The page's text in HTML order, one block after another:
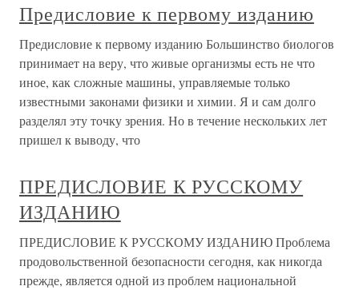
Предисловие к первому изданию
Предисловие к первому изданию Большинство биологов
принимает на веру, что живые организмы есть не что
иное, как сложные машины, управляемые только
известными законами физики и химии. Я и сам долго
разделял эту точку зрения. Но в течение нескольких лет
пришел к выводу, что
ПРЕДИСЛОВИЕ К РУССКОМУ
ИЗДАНИЮ
ПРЕДИСЛОВИЕ К РУССКОМУ ИЗДАНИЮ Проблема
продовольственной безопасности сегодня, как никогда
прежде, является одной из проблем национальной